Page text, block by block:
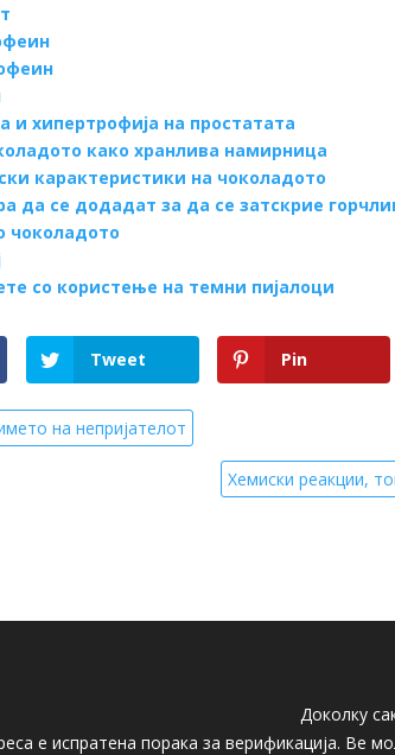
и хипертрофија на простатата
како хранлива намирница
карактеристики на чоколадото
да се додадат за да се затскрие
чоколадото
со користење на темни пијалоци
Tweet Pin
на непријателот
Хемиски реакции,
Доколку
е испратена порака за верификација. Ве